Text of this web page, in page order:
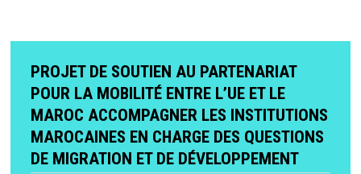
PROJET DE SOUTIEN AU PARTENARIAT
POUR LA MOBILITÉ ENTRE L’UE ET LE
MAROC ACCOMPAGNER LES INSTITUTIONS
MAROCAINES EN CHARGE DES QUESTIONS
DE MIGRATION ET DE DÉVELOPPEMENT